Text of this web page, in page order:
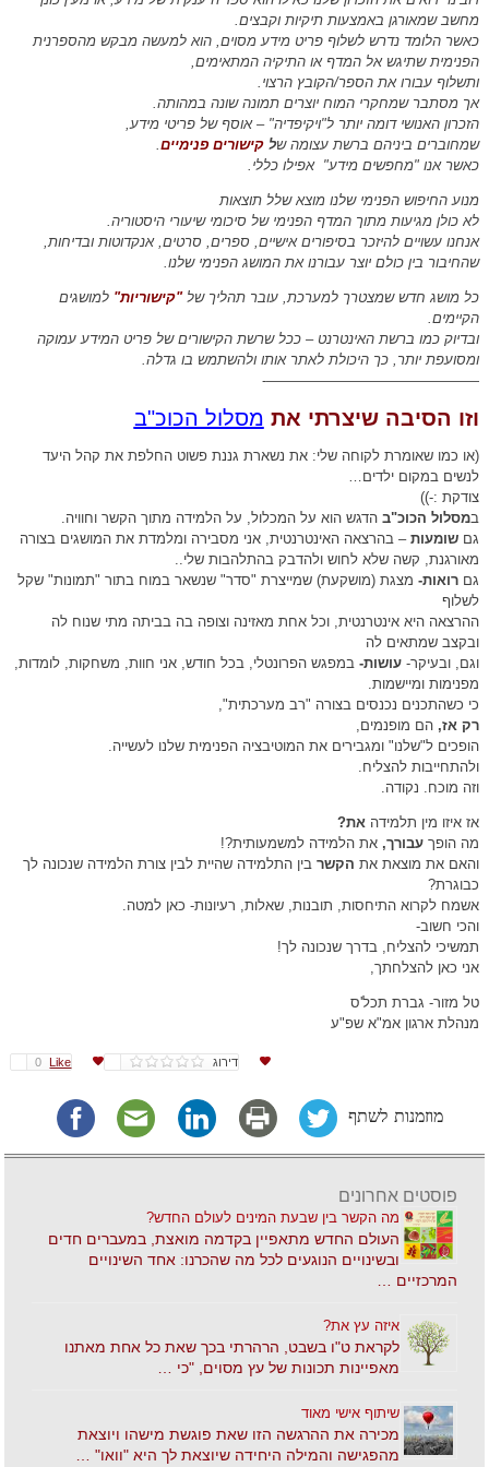
מחשב שמאורגן באמצעות תיקיות וקבצים.
כאשר הלומד נדרש לשלוף פריט מידע מסוים, הוא למעשה מבקש מהספרנית
הפנימית שתיגש אל המדף או התיקיה המתאימים,
ותשלוף עבורו את הספר/הקובץ הרצוי.
אך מסתבר שמחקרי המוח יוצרים תמונה שונה במהותה.
הזכרון האנושי דומה יותר ל"ויקיפדיה" – אוסף של פריטי מידע,
שמחוברים ביניהם ברשת עצומה שלקישורים פנימיים.
כאשר אנו "מחפשים מידע" אפילו כללי.
מנוע החיפוש הפנימי שלנו מוצא שלל תוצאות
לא כולן מגיעות מתוך המדף הפנימי של סיכומי שיעורי היסטוריה.
אנחנו עשויים להיזכר בסיפורים אישיים, ספרים, סרטים, אנקדוטות ובדיחות,
שהחיבור בין כולם יוצר עבורנו את המושג הפנימי שלנו.
כל מושג חדש שמצטרך למערכת, עובר תהליך של "קישוריות" למושגים
הקיימים.
ובדיוק כמו ברשת האינטרנט – ככל שרשת הקישורים של פריט המידע עמוקה
ומסועפת יותר, כך היכולת לאתר אותו ולהשתמש בו גדלה.
———————————————-
וזו הסיבה שיצרתי את מסלול הכוכ"ב
(או כמו שאומרת לקוחה שלי: את נשארת גננת פשוט החלפת את קהל היעד
לנשים במקום ילדים…
צודקת :-))
במסלול הכוכ"ב הדגש הוא על המכלול, על הלמידה מתוך הקשר וחוויה.
גםשומעות – בהרצאה האינטרנטית, אני מסבירה ומלמדת את המושגים בצורה
מאורגנת, קשה שלא לחוש ולהדבק בהתלהבות שלי..
גםרואות- מצגת (מושקעת) שמייצרת "סדר" שנשאר במוח בתור "תמונות" שקל
לשלוף
ההרצאה היא אינטרנטית, וכל אחת מאזינה וצופה בה בביתה מתי שנוח לה
ובקצב שמתאים לה
וגם, ובעיקר-עושות- במפגש הפרונטלי, בכל חודש, אני חוות, משחקות, לומדות,
מפנימות ומיישמות.
כי כשהתכנים נכנסים בצורה "רב מערכתית",
רק אז, הם מופנמים,
הופכים ל"שלנו" ומגבירים את המוטיבציה הפנימית שלנו לעשייה.
ולהתחייבות להצליח.
וזה מוכח. נקודה.
אז איזו מין תלמידהאת?
מה הופךעבורך, את הלמידה למשמעותית?!
והאם את מוצאת את הקשר בין התלמידה שהיית לבין צורת הלמידה שנכונה לך
כבוגרת?
אשמח לקרוא התיחסות, תובנות, שאלות, רעיונות- כאן למטה.
והכי חשוב-
תמשיכי להצליח, בדרך שנכונה לך!
אני כאן להצלחתך,
טל מזור- גברת תכל'ס
מנהלת ארגון אמ"א שפ"ע
Like
0 דירוג
מוזמנות לשתף
פוסטים אחרונים
מה הקשר בין שבעת המינים לעולם החדש?
העולם החדש מתאפיין בקדמה מואצת, במעברים חדים
ובשינויים הנוגעים לכל מה שהכרנו: אחד השינויים
המרכזיים …
איזה עץ את?
לקראת ט"ו בשבט, הרהרתי בכך שאת כל אחת מאתנו
מאפיינות תכונות של עץ מסוים, "כי …
שיתוף אישי מאוד
מכירה את ההרגשה הזו שאת פוגשת מישהו ויוצאת
מהפגישה והמילה היחידה שיוצאת לך היא "וואו" …